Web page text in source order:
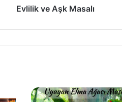
Evlilik ve Aşk Masalı